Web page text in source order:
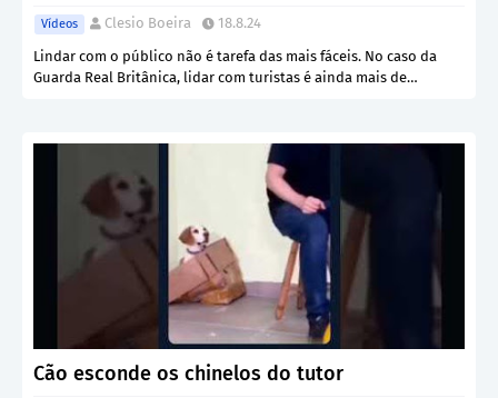
Vídeos Clesio Boeira
18.8.24
Lindar com o público não é tarefa das mais fáceis. No caso da
Guarda Real Britânica, lidar com turistas é ainda mais de…
Cão esconde os chinelos do tutor